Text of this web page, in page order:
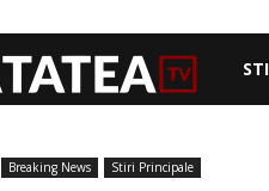
Breaking News Stiri Principale